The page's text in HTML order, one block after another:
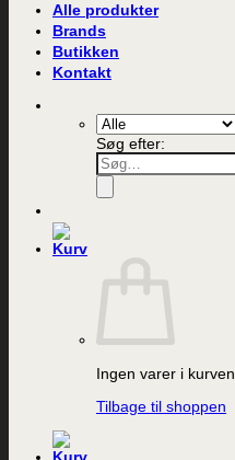
Alle produkter
Brands
Butikken
Kontakt
Søg efter:
Ingen varer i kurven.
Tilbage til shoppen